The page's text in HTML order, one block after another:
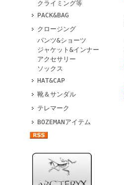
クライミング等
PACK&BAG
クロージング
パンツ&ショーツ
ジャケット&インナー
アクセサリー
ソックス
HAT&CAP
靴＆サンダル
テレマーク
BOZEMANアイテム